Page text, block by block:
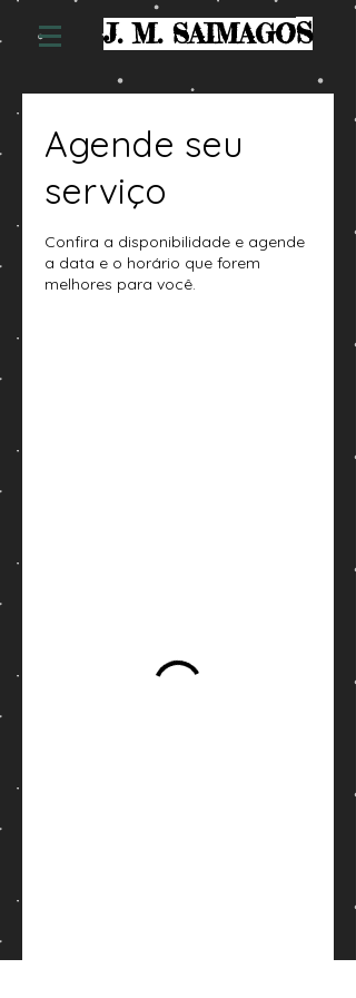
J. M. SAIMAGOS
Agende seu
serviço
Confira a disponibilidade e agende
a data e o horário que forem
melhores para você.